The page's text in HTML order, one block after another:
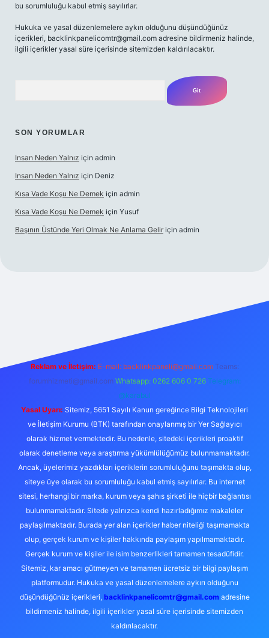
bu sorumluluğu kabul etmiş sayılırlar.
Hukuka ve yasal düzenlemelere aykırı olduğunu düşündüğünüz
içerikleri, backlinkpanelicomtr@gmail.com adresine bildirmeniz halinde,
ilgili içerikler yasal süre içerisinde sitemizden kaldırılacaktır.
SON YORUMLAR
Insan Neden Yalnız için admin
Insan Neden Yalnız için Deniz
Kısa Vade Koşu Ne Demek için admin
Kısa Vade Koşu Ne Demek için Yusuf
Başının Üstünde Yeri Olmak Ne Anlama Gelir için admin
Reklam ve İletişim: E-mail: backlinkpaneli@gmail.com Teams:
forumhizmeti@gmail.com Whatsapp: 0262 606 0 726 Telegram:
@karabul
Yasal Uyarı: Sitemiz, 5651 Sayılı Kanun gereğince Bilgi Teknolojileri
ve İletişim Kurumu (BTK) tarafından onaylanmış bir Yer Sağlayıcı
olarak hizmet vermektedir. Bu nedenle, sitedeki içerikleri proaktif
olarak denetleme veya araştırma yükümlülüğümüz bulunmamaktadır.
Ancak, üyelerimiz yazdıkları içeriklerin sorumluluğunu taşımakta olup,
siteye üye olarak bu sorumluluğu kabul etmiş sayılırlar. Bu internet
sitesi, herhangi bir marka, kurum veya şahıs şirketi ile hiçbir bağlantısı
bulunmamaktadır. Sitede yalnızca kendi hazırladığımız makaleler
paylaşılmaktadır. Burada yer alan içerikler haber niteliği taşımamakta
olup, gerçek kurum ve kişiler hakkında paylaşım yapılmamaktadır.
Gerçek kurum ve kişiler ile isim benzerlikleri tamamen tesadüfidir.
Sitemiz, kar amacı gütmeyen ve tamamen ücretsiz bir bilgi paylaşım
platformudur. Hukuka ve yasal düzenlemelere aykırı olduğunu
düşündüğünüz içerikleri, backlinkpanelicomtr@gmail.comadresine
bildirmeniz halinde, ilgili içerikler yasal süre içerisinde sitemizden
kaldırılacaktır.